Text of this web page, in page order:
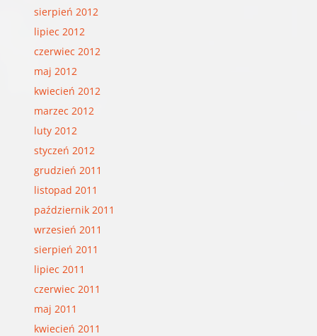
sierpień 2012
lipiec 2012
czerwiec 2012
maj 2012
kwiecień 2012
marzec 2012
luty 2012
styczeń 2012
grudzień 2011
listopad 2011
październik 2011
wrzesień 2011
sierpień 2011
lipiec 2011
czerwiec 2011
maj 2011
kwiecień 2011